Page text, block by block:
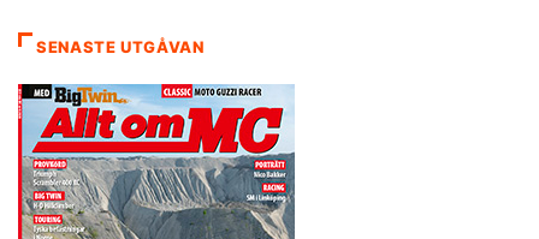
SENASTE UTGÅVAN